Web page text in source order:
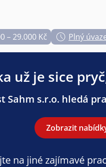
– 29.000 Kč Plný
už je sice
Sahm s.r.o. hledá
Zobrazit
na jiné zajímavé